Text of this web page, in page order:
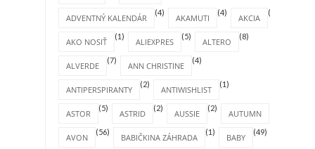
ADVENTNÝ KALENDÁR
(4)
AKAMUTI
(4)
AKCIA
(1)
AKO NOSIŤ
(1)
ALIEXPRES
(5)
ALTERO
(8)
ALVERDE
(7)
ANN CHRISTINE
(4)
ANTIPERSPIRANTY
(2)
ANTIWISHLIST
(1)
ASTOR
(5)
ASTRID
(2)
AUSSIE
(2)
AUTUMN
AVON
(56)
BABIČKINA ZÁHRADA
(1)
BABY
(49)